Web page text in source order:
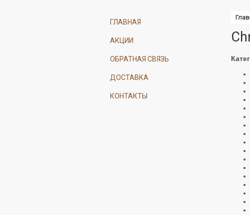
ГЛАВНАЯ
АКЦИИ
ОБРАТНАЯ СВЯЗЬ
ДОСТАВКА
КОНТАКТЫ